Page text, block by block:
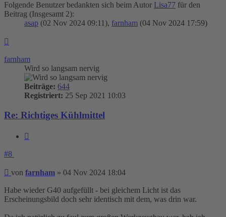
Folgende Benutzer bedankten sich beim Autor Lisa77 für den
Beitrag (Insgesamt 2):
asap (02 Nov 2024 09:11), farnham (04 Nov 2024 17:59)
farnham
Wird so langsam nervig
Beiträge: 644
Registriert: 25 Sep 2021 10:03
Re: Richtiges Kühlmittel
#8
Beitrag
von farnham » 04 Nov 2024 18:04
Habe wieder G40 aufgefüllt - bei gleichem Licht ist das
Erscheinungsbild doch sehr identisch mit dem, was drin war.